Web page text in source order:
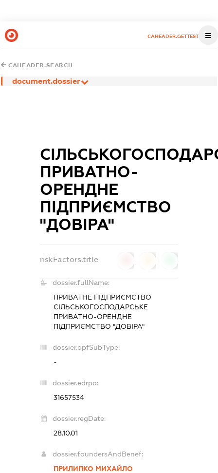
CAHEADER.GETTEST
CAHEADER.SEARCH
document.dossier
ПРИВАТНО-
ОРЕНДНЕ
ПІДПРИЄМСТВО
"ДОВІРА"
riskFactors.title
dossier.fullName:
ПРИВАТНЕ ПІДПРИЄМСТВО
СІЛЬСЬКОГОСПОДАРСЬКЕ
ПРИВАТНО-ОРЕНДНЕ
ПІДПРИЄМСТВО "ДОВІРА"
dossier.opfSubType:
-
dossier.edrpo:
31657534
dossier.regDate:
28.10.01
dossier.foundersAndBenef:
ПРИЛИПКО МИХАЙЛО